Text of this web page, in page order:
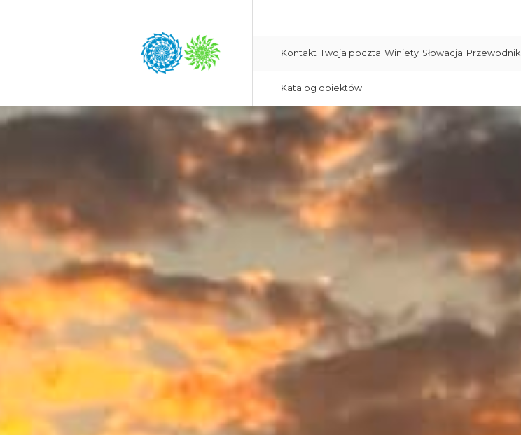
Kontakt Twoja poczta Winiety Słowacja Przewodnik
Katalog obiektów